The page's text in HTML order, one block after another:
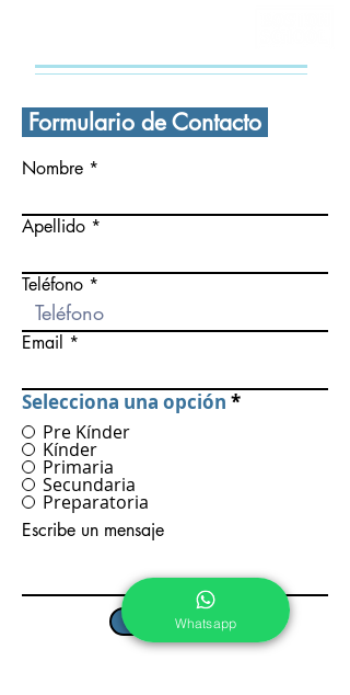
Formulario de Contacto
Nombre
Apellido
Teléfono
Email
Selecciona una opción *
Pre Kínder
Kínder
Primaria
Secundaria
Preparatoria
Escribe un mensaje
Enviar
Whatsapp